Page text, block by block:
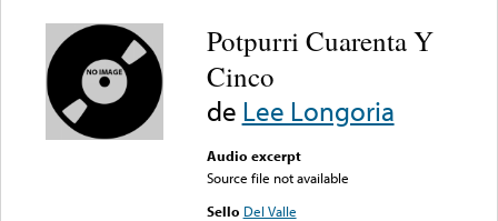
Potpurri Cuarenta Y
Cinco
de Lee Longoria
Audio excerpt
Source file not available
Sello Del Valle